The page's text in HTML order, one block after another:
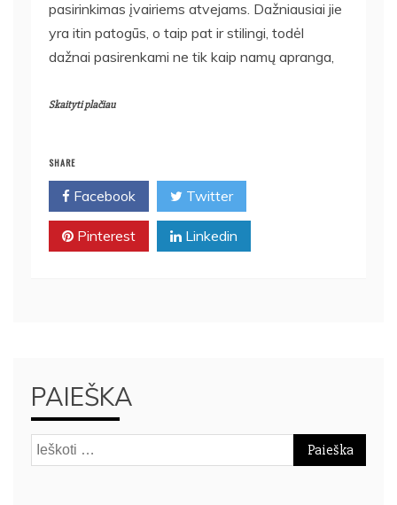
pasirinkimas įvairiems atvejams. Dažniausiai jie
yra itin patogūs, o taip pat ir stilingi, todėl
dažnai pasirenkami ne tik kaip namų apranga,
Skaityti plačiau
SHARE
Facebook Twitter
Pinterest Linkedin
PAIEŠKA
Ieškoti: